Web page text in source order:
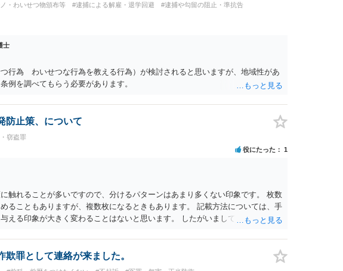
・わいせつ物頒布等 #逮捕による解雇・退学回避
#逮捕や勾留の阻止・準抗告
士
行為 わいせつな行為を教える行為）が検討されると思いますが、地域性があ
例を調べてもらう必要があります。
防止策、について
窃盗罪
役にたった 1
触れることが多いですので、分けるパターンはあまり多くない印象です。 枚数
ることもありますが、複数枚になるときもあります。 記載方法については、手
える印象が大きく変わることはないと思います。 したがいまして、いずれも良
罪として連絡が来ました。